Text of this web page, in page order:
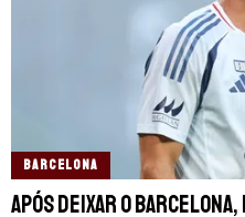
BARCELONA
Após deixar o